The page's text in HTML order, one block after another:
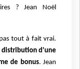
? Jean Noël
tout à fait vrai.
d’une
de bonus. Jean